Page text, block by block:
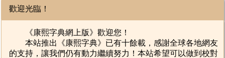
歡迎光臨！
《康熙字典網上版》歡迎您！
本站推出《康熙字典》已有十餘載，感謝全球各地網友
的支持，讓我們仍有動力繼續努力！本站希望可以做到校對